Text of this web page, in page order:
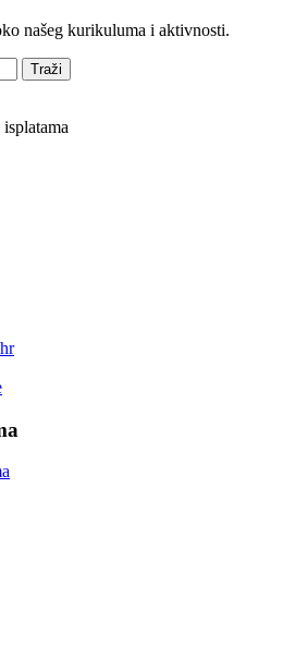
našeg kurikuluma i aktivnosti.
Traži